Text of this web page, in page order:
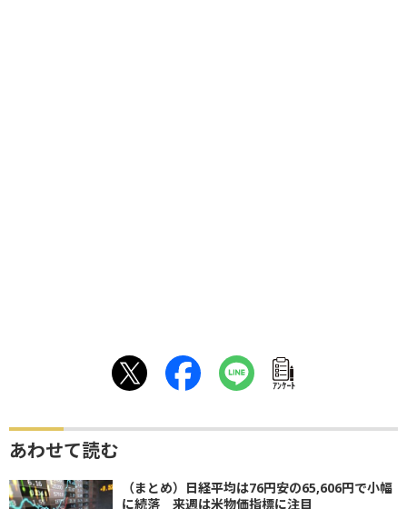
ｱﾝｹｰﾄ
あわせて読む
（まとめ）日経平均は76円安の65,606円で小幅
に続落 来週は米物価指標に注目